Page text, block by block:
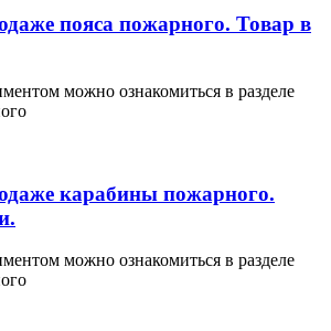
пояса пожарного. Товар в
можно ознакомиться в разделе
карабины пожарного.
можно ознакомиться в разделе